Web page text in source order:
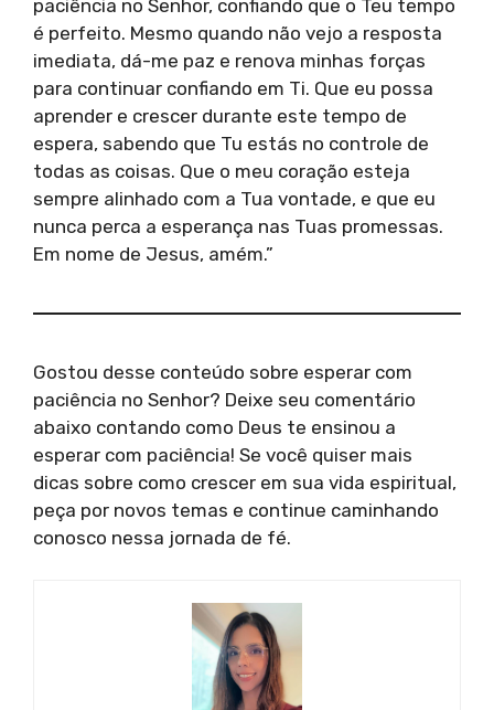
paciência no Senhor, confiando que o Teu tempo
é perfeito. Mesmo quando não vejo a resposta
imediata, dá-me paz e renova minhas forças
para continuar confiando em Ti. Que eu possa
aprender e crescer durante este tempo de
espera, sabendo que Tu estás no controle de
todas as coisas. Que o meu coração esteja
sempre alinhado com a Tua vontade, e que eu
nunca perca a esperança nas Tuas promessas.
Em nome de Jesus, amém.”
Gostou desse conteúdo sobre esperar com
paciência no Senhor? Deixe seu comentário
abaixo contando como Deus te ensinou a
esperar com paciência! Se você quiser mais
dicas sobre como crescer em sua vida espiritual,
peça por novos temas e continue caminhando
conosco nessa jornada de fé.